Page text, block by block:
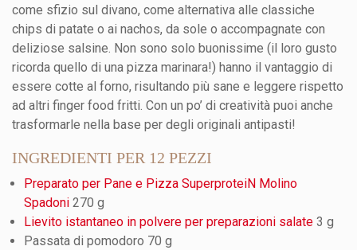
come sfizio sul divano, come alternativa alle classiche
chips di patate o ai nachos, da sole o accompagnate con
deliziose salsine. Non sono solo buonissime (il loro gusto
ricorda quello di una pizza marinara!) hanno il vantaggio di
essere cotte al forno, risultando più sane e leggere rispetto
ad altri finger food fritti. Con un po’ di creatività puoi anche
trasformarle nella base per degli originali antipasti!
INGREDIENTI PER 12 PEZZI
Preparato per Pane e Pizza SuperproteiN Molino
Spadoni 270 g
Lievito istantaneo in polvere per preparazioni salate 3 g
Passata di pomodoro 70 g